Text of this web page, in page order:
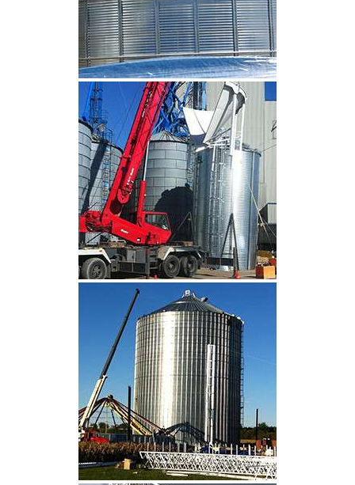
CLIQUEZ POUR AGRANDIR
CLIQUEZ POUR AGRANDIR
CLIQUEZ POUR AGRANDIR